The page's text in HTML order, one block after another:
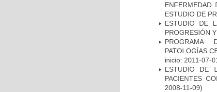
ENFERMEDAD
ESTUDIO DE
ESTUDIO DE
PROGRESIÓN
PROGRAMA
PATOLOGÍAS
inicio: 2011-07-
ESTUDIO DE
PACIENTES
2008-11-09)